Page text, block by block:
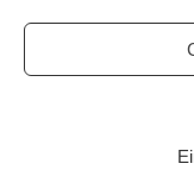
Coaching,